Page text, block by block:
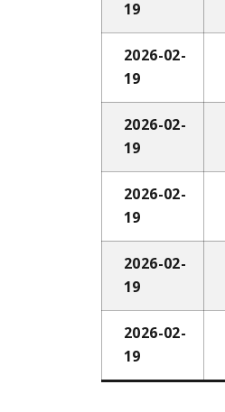
19
2026-02-
19
2026-02-
19
2026-02-
19
2026-02-
19
2026-02-
19